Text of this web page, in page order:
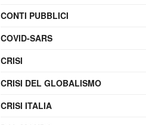
CONTI PUBBLICI
COVID-SARS
CRISI
CRISI DEL GLOBALISMO
CRISI ITALIA